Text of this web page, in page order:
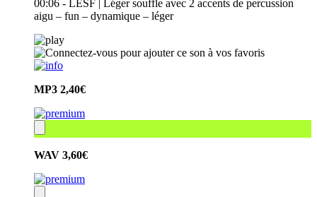
00:06 - LESF | Léger souffle avec 2 accents de percussion
aigu – fun – dynamique – léger
MP3 2,40€
WAV 3,60€